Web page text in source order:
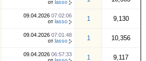
от lasso
09.04.2026 07:02:06
от lasso 1 9,130
09.04.2026 07:01:48
от lasso 1 10,356
09.04.2026 06:57:33
1 9,117